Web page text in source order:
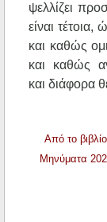
ψελλίζει
είναι
και καθώς
και καθώς
και διάφορα
Από το
Μηνύματα